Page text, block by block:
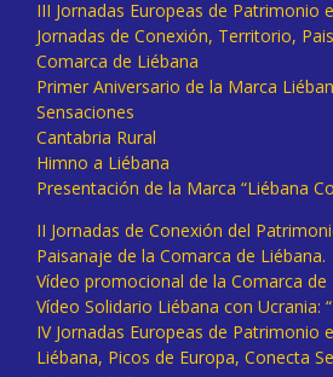
III Jornadas Europeas de Patrimonio
Jornadas de Conexión, Territorio,
Comarca de Liébana
Primer Aniversario de la Marca
Sensaciones
Cantabria Rural
Himno a Liébana
Presentación de la Marca “Liébana
II Jornadas de Conexión del
Paisanaje de la Comarca de Liébana.
Vídeo promocional de la Comarca de
Vídeo Solidario Liébana con Ucrania:
IV Jornadas Europeas de Patrimonio
Liébana, Picos de Europa, Conecta